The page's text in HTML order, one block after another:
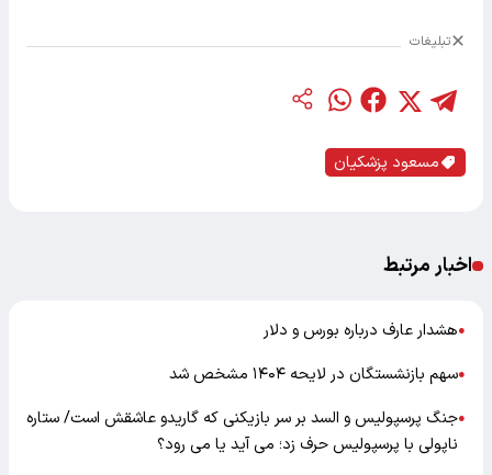
تبلیغات
مسعود پزشکیان
اخبار مرتبط
●هشدار عارف درباره بورس و دلار
●سهم بازنشستگان در لایحه ۱۴۰۴ مشخص شد
●جنگ پرسپولیس و السد بر سر بازیکنی که گاریدو عاشقش است/ ستاره
ناپولی با پرسپولیس حرف زد؛ می آید یا می رود؟